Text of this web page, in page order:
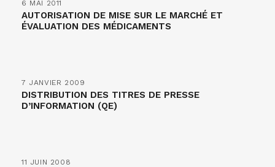
6 MAI 2011
AUTORISATION DE MISE SUR LE MARCHÉ ET
ÉVALUATION DES MÉDICAMENTS
7 JANVIER 2009
DISTRIBUTION DES TITRES DE PRESSE
D’INFORMATION (QE)
11 JUIN 2008